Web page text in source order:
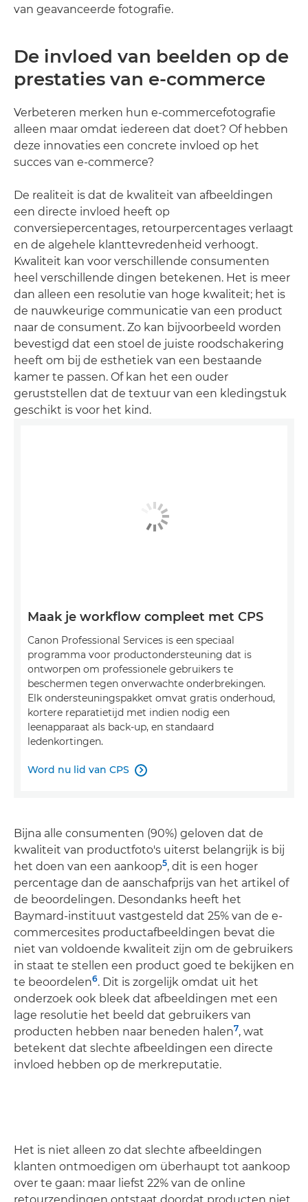
van geavanceerde fotografie.
De invloed van beelden op de
prestaties van e-commerce
Verbeteren merken hun e-commercefotografie
alleen maar omdat iedereen dat doet? Of hebben
deze innovaties een concrete invloed op het
succes van e-commerce?
De realiteit is dat de kwaliteit van afbeeldingen
een directe invloed heeft op
conversiepercentages, retourpercentages verlaagt
en de algehele klanttevredenheid verhoogt.
Kwaliteit kan voor verschillende consumenten
heel verschillende dingen betekenen. Het is meer
dan alleen een resolutie van hoge kwaliteit; het is
de nauwkeurige communicatie van een product
naar de consument. Zo kan bijvoorbeeld worden
bevestigd dat een stoel de juiste roodschakering
heeft om bij de esthetiek van een bestaande
kamer te passen. Of kan het een ouder
geruststellen dat de textuur van een kledingstuk
geschikt is voor het kind.
Maak je workflow compleet met CPS
Canon Professional Services is een speciaal
programma voor productondersteuning dat is
ontworpen om professionele gebruikers te
beschermen tegen onverwachte onderbrekingen.
Elk ondersteuningspakket omvat gratis onderhoud,
kortere reparatietijd met indien nodig een
leenapparaat als back-up, en standaard
ledenkortingen.
Word nu lid van CPS 
Bijna alle consumenten (90%) geloven dat de
kwaliteit van productfoto's uiterst belangrijk is bij
het doen van een aankoop5, dit is een hoger
percentage dan de aanschafprijs van het artikel of
de beoordelingen. Desondanks heeft het
Baymard-instituut vastgesteld dat 25% van de e-
commercesites productafbeeldingen bevat die
niet van voldoende kwaliteit zijn om de gebruikers
in staat te stellen een product goed te bekijken en
te beoordelen6. Dit is zorgelijk omdat uit het
onderzoek ook bleek dat afbeeldingen met een
lage resolutie het beeld dat gebruikers van
producten hebben naar beneden halen7, wat
betekent dat slechte afbeeldingen een directe
invloed hebben op de merkreputatie.
Het is niet alleen zo dat slechte afbeeldingen
klanten ontmoedigen om überhaupt tot aankoop
over te gaan: maar liefst 22% van de online